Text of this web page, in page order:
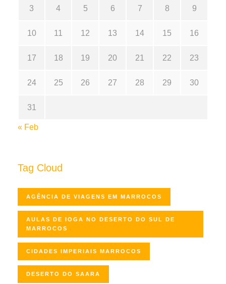
3 4 5 6 7 8 9
10 11 12 13 14 15 16
17 18 19 20 21 22 23
24 25 26 27 28 29 30
31
« Feb
Tag Cloud
AGÊNCIA DE VIAGENS EM MARROCOS
AULAS DE IOGA NO DESERTO DO SUL DE
MARROCOS
CIDADES IMPERIAIS MARROCOS
DESERTO DO SAARA